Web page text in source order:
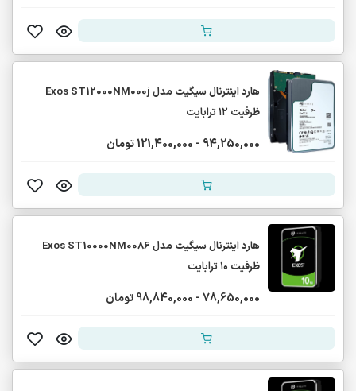
هارد اینترنال سیگیت مدل Exos ST12000NM000j
ظرفیت ۱۲ ترابایت
94,250,000 - 121,400,000 تومان
هارد اینترنال سیگیت مدل Exos ST10000NM0086
ظرفیت ۱۰ ترابایت
78,650,000 - 98,840,000 تومان